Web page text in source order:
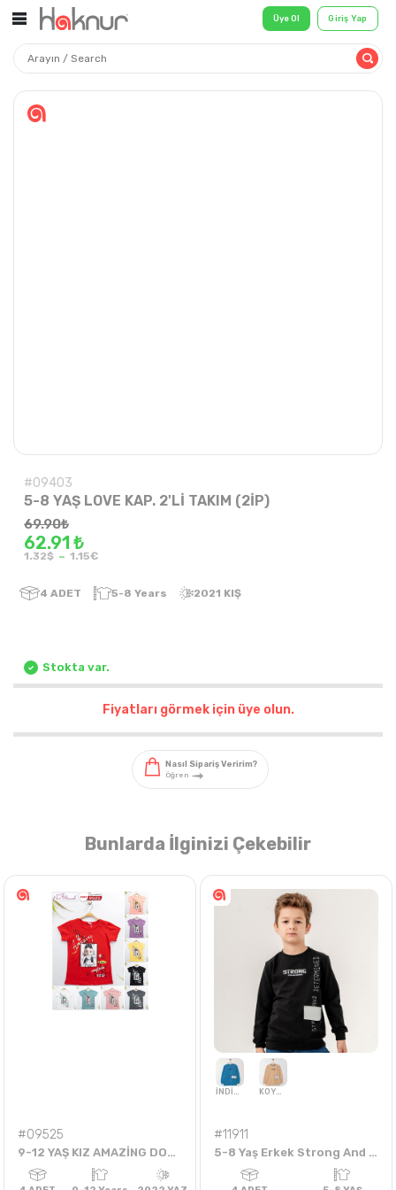
Üye Ol
#09403
5-8 YAŞ LOVE KAP. 2'Lİ TAKIM (2İP)
69.90₺
62.91 ₺
1.32$ - 1.15€
4 ADET 5-8 Years 2021 KIŞ
Stokta var.
Fiyatları görmek için üye olun.
Nasıl Sipariş Veririm?
Bunlarda İlginizi Çekebilir
#09525
9-12 YAŞ KIZ AMAZİNG DONUTLU KIZ BADİ
#11911
5-8 Yaş Erkek Strong And Determıned Sweat